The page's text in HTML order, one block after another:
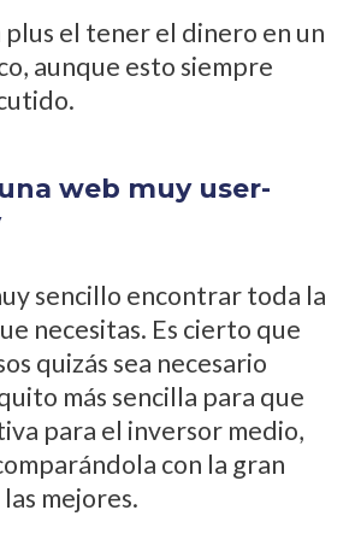
plus el tener el dinero en un
aunque esto siempre
web muy user-
sencillo encontrar toda la
necesitas. Es cierto que
quizás sea necesario
más sencilla para que
para el inversor medio,
con la gran
mejores.